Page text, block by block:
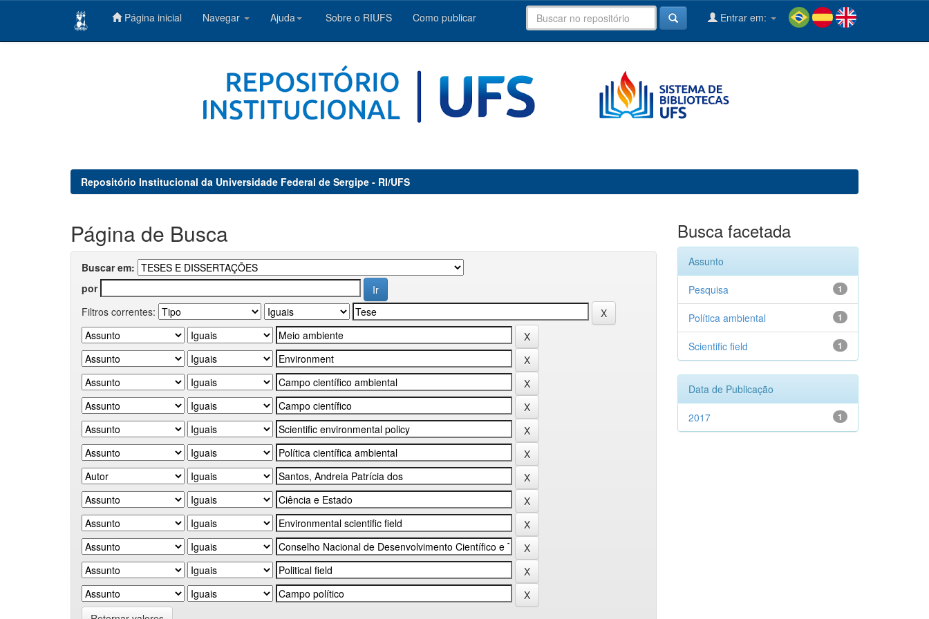
Página inicial Navegar Ajuda Sobre o RIUFS Como publicar Entrar em:
Repositório Institucional da Universidade Federal de Sergipe - RI/UFS
Página de Busca
Buscar em:
por
Filtros correntes:
Busca facetada
Assunto
1
Pesquisa
1
Política ambiental
1
Scientific field
Data de Publicação
1
2017